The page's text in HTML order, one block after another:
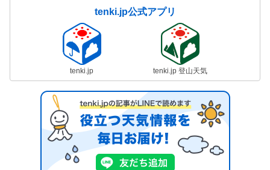
tenki.jp公式アプリ
tenki.jp tenki.jp 登山天気